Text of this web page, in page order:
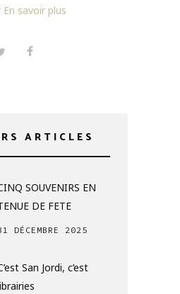
En savoir plus
ARTICLES
SOUVENIRS EN
DE FETE
DÉCEMBRE 2025
San Jordi, c’est